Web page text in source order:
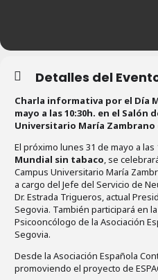
Detalles del
Charla informativa por el Día
mayo a las 10:30h. en el Salón
Universitario María Zambrano
El próximo lunes 31 de mayo a las
Mundial sin tabaco, se
Campus Universitario María
a cargo del Jefe del Servicio de
Dr. Estrada Trigueros, actual
Segovia. También participará en
Psicooncólogo de la Asociación
Segovia.
Desde la Asociación Española
promoviendo el proyecto de